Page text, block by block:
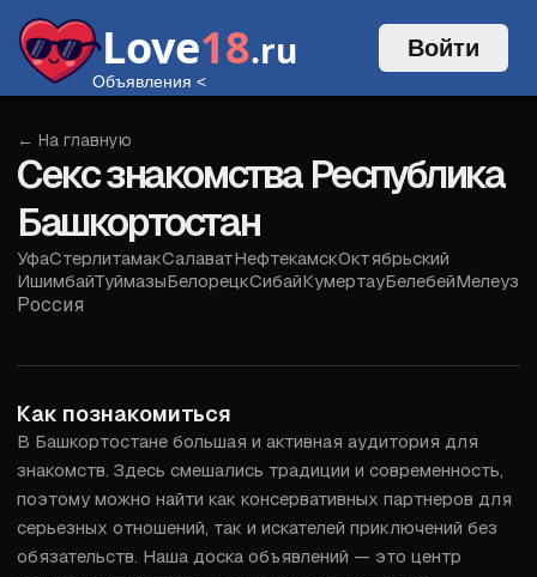
Love18.ru
Объявления <
Войти
← На главную
Секс знакомства Республика
Башкортостан
УфаСтерлитамакСалаватНефтекамскОктябрьский
ИшимбайТуймазыБелорецкСибайКумертауБелебейМелеуз
Россия
Как познакомиться
В Башкортостане большая и активная аудитория для
знакомств. Здесь смешались традиции и современность,
поэтому можно найти как консервативных партнеров для
серьезных отношений, так и искателей приключений без
обязательств. Наша доска объявлений — это центр